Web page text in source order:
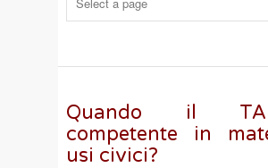
Quando il
competente in
usi civici?